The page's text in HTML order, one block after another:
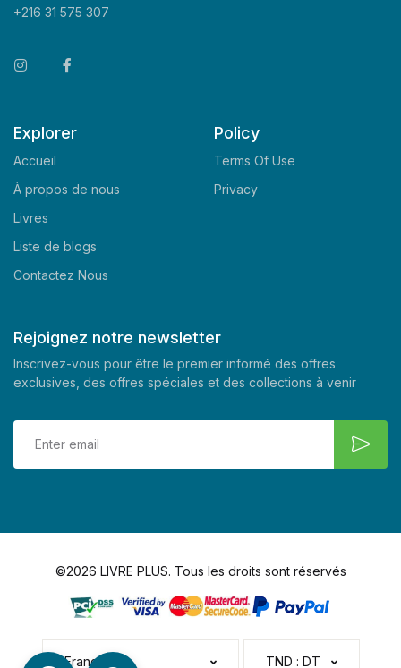
+216 31 575 307
Explorer
Accueil
À propos de nous
Livres
Liste de blogs
Contactez Nous
Policy
Terms Of Use
Privacy
Rejoignez notre newsletter
Inscrivez-vous pour être le premier informé des offres
exclusives, des offres spéciales et des collections à venir
©2026 LIVRE PLUS. Tous les droits sont réservés
Français TND : DT